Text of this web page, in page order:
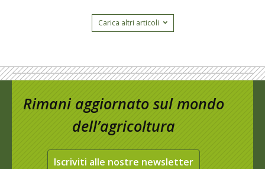
Carica altri articoli
Rimani aggiornato sul mondo
dell’agricoltura
Iscriviti alle nostre newsletter